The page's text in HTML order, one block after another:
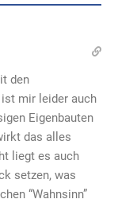
den
mir leider auch
Eigenbauten
das alles
liegt es auch
setzen, was
“Wahnsinn”